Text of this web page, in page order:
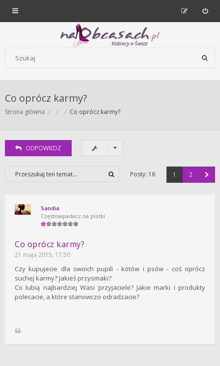
Forum dla kobiet | NaObcasach.pl
Co oprócz karmy?
Strona główna Co oprócz karmy?
ODPOWIEDZ
Posty: 16 1 2
Sandia
Częstowpadacz na plotki
Co oprócz karmy?
21 maja 2015, 17:50
Czy kupujecie dla swoich pupili - kotów i psów - coś oprócz
suchej karmy? Jakieś przysmaki?
Co lubią najbardziej Wasi przyjaciele? Jakie marki i produkty
polecacie, a które stanowczo odradzacie?